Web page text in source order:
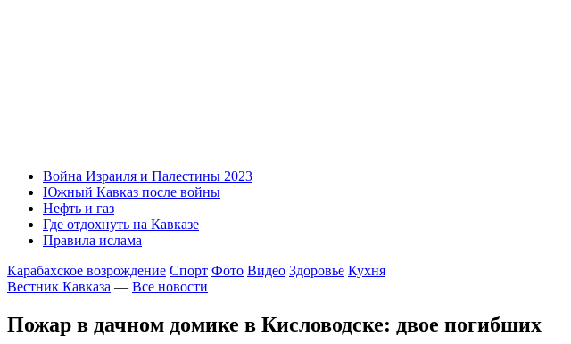
Война Израиля и Палестины 2023
Южный Кавказ после войны
Нефть и газ
Где отдохнуть на Кавказе
Правила ислама
Карабахское возрождение Спорт Фото Видео Здоровье Кухня
Вестник Кавказа — Все новости
Пожар в дачном домике в Кисловодске: двое погибших